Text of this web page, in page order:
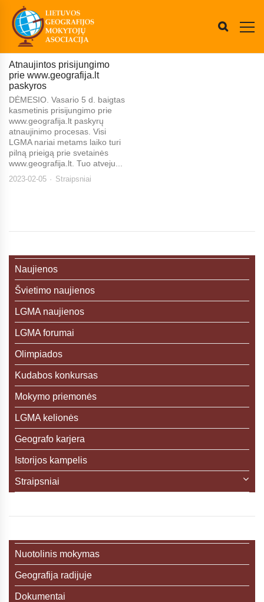
Atnaujintos prisijungimo
prie www.geografija.lt
paskyros
DĖMESIO. Vasario 5 d. baigtas
kasmetinis prisijungimo prie
www.geografija.lt paskyrų
atnaujinimo procesas. Visi
LGMA nariai metams laiko turi
pilną prieigą prie svetainės
www.geografija.lt. Tuo atveju...
2023-02-05 Straipsniai
Naujienos
Švietimo naujienos
LGMA naujienos
LGMA forumai
Olimpiados
Kudabos konkursas
Mokymo priemonės
LGMA kelionės
Geografo karjera
Istorijos kampelis
Straipsniai
Nuotolinis mokymas
Geografija radijuje
Dokumentai